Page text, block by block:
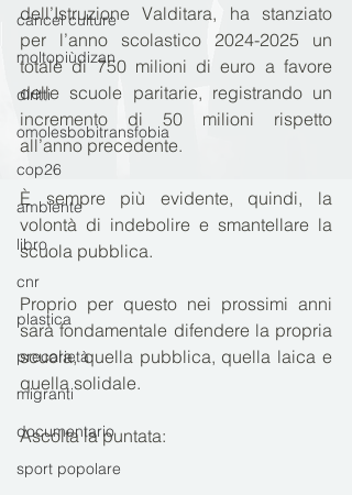
cancel culture
moltopiùdizan
diritti
omolesbobitransfobia
cop26
ambiente
libro
cnr
plastica
precarietà
migranti
documentario
sport popolare
dell’Istruzione Valditara, ha stanziato
per l’anno scolastico 2024-2025 un
totale di 750 milioni di euro a favore
delle scuole paritarie, registrando un
incremento di 50 milioni rispetto
all’anno precedente.
È sempre più evidente, quindi, la
volontà di indebolire e smantellare la
scuola pubblica.
Proprio per questo nei prossimi anni
sarà fondamentale difendere la propria
scuola, quella pubblica, quella laica e
quella solidale.
Ascolta la puntata: